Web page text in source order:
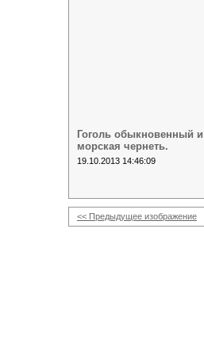
Гоголь обыкновенный и
морская чернеть.
19.10.2013 14:46:09
<< Предыдущее изображение